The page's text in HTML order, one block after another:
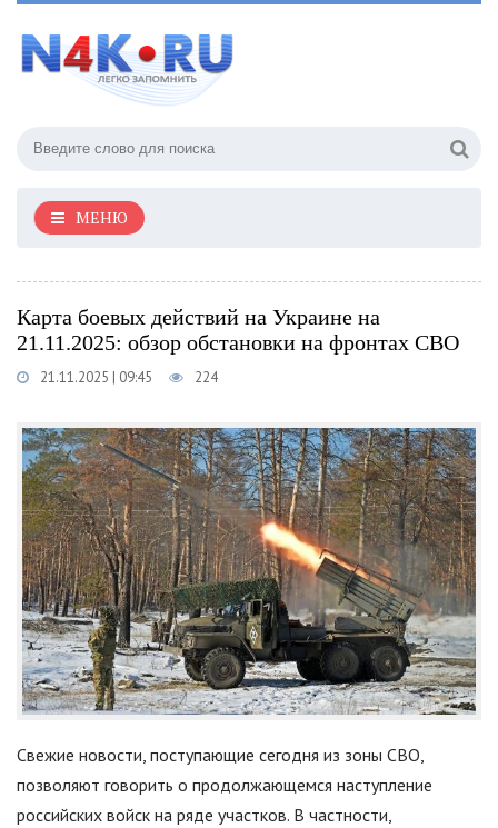
МЕНЮ
Карта боевых действий на Украине на
21.11.2025: обзор обстановки на фронтах СВО
21.11.2025 | 09:45 224
Свежие новости, поступающие сегодня из зоны СВО,
позволяют говорить о продолжающемся наступление
российских войск на ряде участков. В частности,